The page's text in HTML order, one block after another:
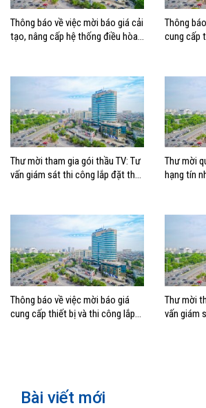
Thông báo về việc mời báo giá cải
tạo, nâng cấp hệ thống điều hòa
Thông
cung cấp
nhà
Thư mời tham gia gói thầu TV: Tư
vấn giám sát thi công lắp đặt thay
Thư mời
hạng tín
Thông báo về việc mời báo giá
cung cấp thiết bị và thi công lắp
Thư mời
vấn giám
Bài viết mới